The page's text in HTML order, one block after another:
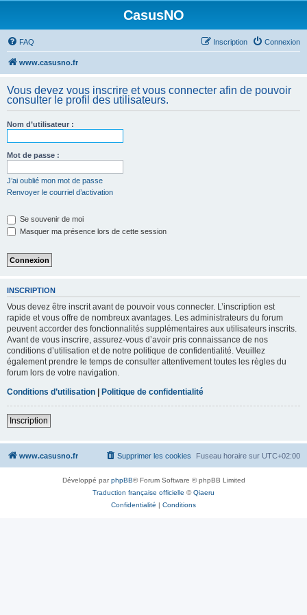
CasusNO
FAQ Connexion
Inscription
www.casusno.fr
Vous devez vous inscrire et vous connecter afin de pouvoir
consulter le profil des utilisateurs.
Nom d’utilisateur :
Mot de passe :
J’ai oublié mon mot de passe
Renvoyer le courriel d’activation
Se souvenir de moi
Masquer ma présence lors de cette session
INSCRIPTION
Vous devez être inscrit avant de pouvoir vous connecter. L’inscription est
rapide et vous offre de nombreux avantages. Les administrateurs du forum
peuvent accorder des fonctionnalités supplémentaires aux utilisateurs inscrits.
Avant de vous inscrire, assurez-vous d’avoir pris connaissance de nos
conditions d’utilisation et de notre politique de confidentialité. Veuillez
également prendre le temps de consulter attentivement toutes les règles du
forum lors de votre navigation.
Conditions d’utilisation | Politique de confidentialité
Inscription
www.casusno.fr Fuseau horaire sur UTC+02:00
Supprimer les cookies
Développé parphpBB® Forum Software © phpBB Limited
Traduction française officielle ©Qiaeru
Confidentialité | Conditions